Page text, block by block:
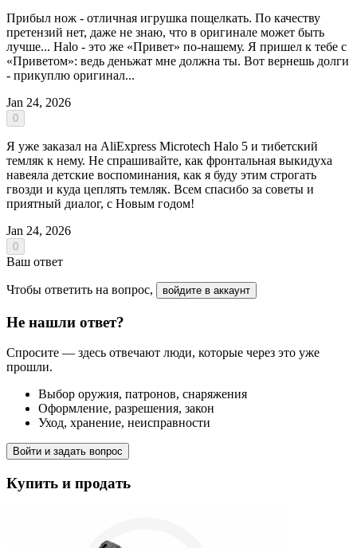
Прибыл нож - отличная игрушка пощелкать. По качеству
претензий нет, даже не знаю, что в оригинале может быть
лучше... Halo - это же «Привет» по-нашему. Я пришел к тебе с
«Приветом»: ведь деньжат мне должна ты. Вот вернешь долги
- прикуплю оригинал...
Jan 24, 2026
0
Я уже заказал на AliExpress Microtech Halo 5 и тибетский
темляк к нему. Не спрашивайте, как фронтальная выкидуха
навеяла детские воспоминания, как я буду этим строгать
гвозди и куда цеплять темляк. Всем спасибо за советы и
приятный диалог, с Новым годом!
Jan 24, 2026
0
Ваш ответ
Чтобы ответить на вопрос, войдите в аккаунт
Не нашли ответ?
Спросите — здесь отвечают люди, которые через это уже
прошли.
Выбор оружия, патронов, снаряжения
Оформление, разрешения, закон
Уход, хранение, неисправности
Войти и задать вопрос
Купить и продать